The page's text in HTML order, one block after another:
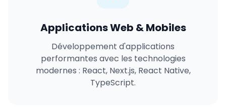
Applications Web & Mobiles
Développement d'applications
performantes avec les technologies
modernes : React, Next.js, React Native,
TypeScript.